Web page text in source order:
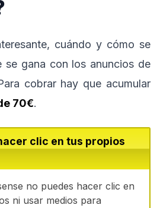
cuándo y cómo se
se gana con los anuncios de
cobrar hay que acumular
70€.
clic en tus propios
no puedes hacer clic en
ni usar medios para